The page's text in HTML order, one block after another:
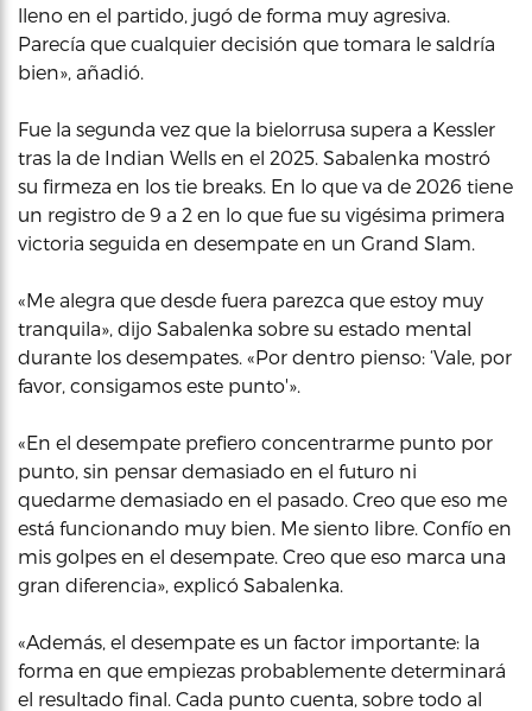
lleno en el partido, jugó de forma muy agresiva.
Parecía que cualquier decisión que tomara le saldría
bien», añadió.
Fue la segunda vez que la bielorrusa supera a Kessler
tras la de Indian Wells en el 2025. Sabalenka mostró
su firmeza en los tie breaks. En lo que va de 2026 tiene
un registro de 9 a 2 en lo que fue su vigésima primera
victoria seguida en desempate en un Grand Slam.
«Me alegra que desde fuera parezca que estoy muy
tranquila», dijo Sabalenka sobre su estado mental
durante los desempates. «Por dentro pienso: ‘Vale, por
favor, consigamos este punto'».
«En el desempate prefiero concentrarme punto por
punto, sin pensar demasiado en el futuro ni
quedarme demasiado en el pasado. Creo que eso me
está funcionando muy bien. Me siento libre. Confío en
mis golpes en el desempate. Creo que eso marca una
gran diferencia», explicó Sabalenka.
«Además, el desempate es un factor importante: la
forma en que empiezas probablemente determinará
el resultado final. Cada punto cuenta, sobre todo al